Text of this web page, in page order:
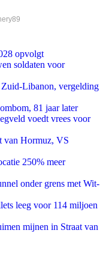
opvolgt
soldaten voor
Libanon, vergelding
81 jaar later
voedt vrees voor
van Hormuz, VS
250% meer
onder grens met Wit-
leeg voor 114 miljoen
mijnen in Straat van